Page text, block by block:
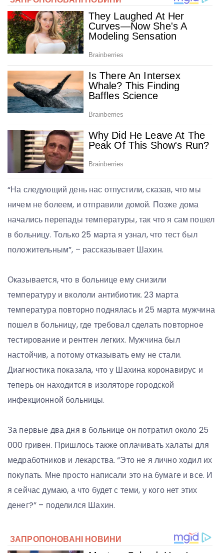
“На следующий день нас отпустили, сказав, что мы
ничем не болеем, и отправили домой. Позже дома
начались перепады температуры, так что я сам пошел
в больницу. Только 25 марта я узнал, что тест был
положительным”, – рассказывает Шахин.
Оказывается, что в больнице ему снизили
температуру и вкололи антибиотик. 23 марта
температура повторно поднялась и 25 марта мужчина
пошел в больницу, где требовал сделать повторное
тестирование и рентген легких. Мужчина был
настойчив, а потому отказывать ему не стали.
Диагностика показала, что у Шахина коронавирус и
теперь он находится в изоляторе городской
инфекционной больницы.
За первые два дня в больнице он потратил около 25
000 гривен. Пришлось также оплачивать халаты для
медработников и лекарства. “Это не я лично ходил их
покупать. Мне просто написали это на бумаге и все. И
я сейчас думаю, а что будет с теми, у кого нет этих
денег?” – поделился Шахин.